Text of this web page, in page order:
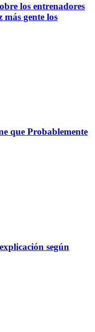
los entrenadores
más gente los
que Probablemente
según